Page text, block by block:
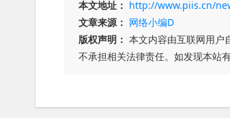
本文地址： http://www.piis.cn/
文章来源： 网络小编D
版权声明： 本文内容由互联网用户
不承担相关法律责任。如发现本站